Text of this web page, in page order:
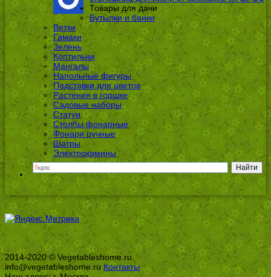
Товары для дачи
Бутылки и банки
Ветки
Гамаки
Зелень
Коптильни
Мангалы
Напольные фигуры
Подставки для цветов
Растения в горшке
Садовые наборы
Статуи
Столбы фонарные
Фонари ручные
Шатры
Электрокамины
2014-2020 © Vegetableshome.ru
info@vegetableshome.ru Контакты